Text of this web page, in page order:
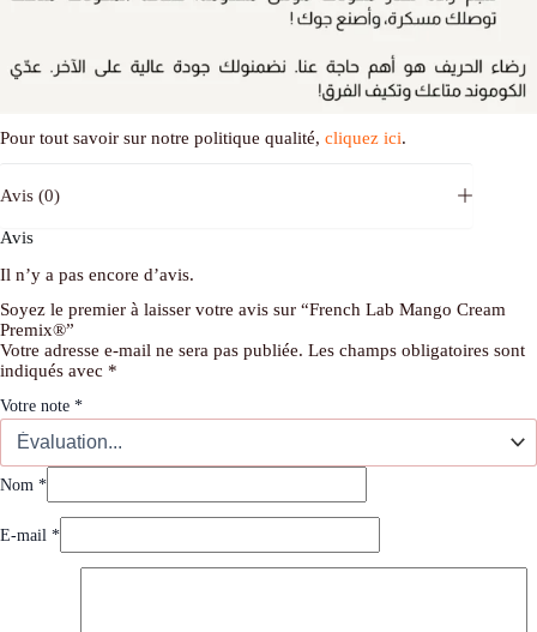
Pour tout savoir sur notre politique qualité, cliquez ici.
Avis (0)
Avis
Il n’y a pas encore d’avis.
Soyez le premier à laisser votre avis sur “French Lab Mango Cream
Premix®”
Votre adresse e-mail ne sera pas publiée. Les champs obligatoires sont
indiqués avec *
Votre note *
Nom *
E-mail *